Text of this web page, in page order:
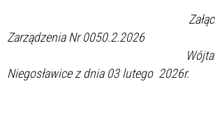
Załącznik
Zarządzenia Nr
Wójta
Niegosławice z dnia 03 lutego 2026r.